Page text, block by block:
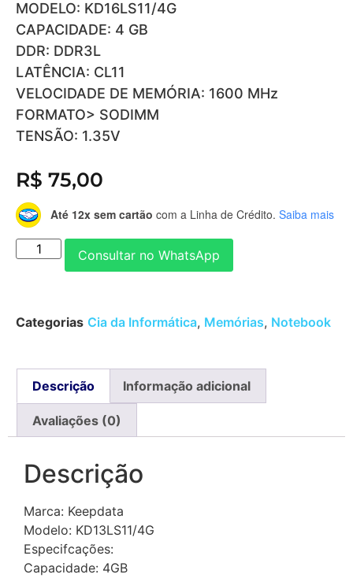
MODELO: KD16LS11/4G
CAPACIDADE: 4 GB
DDR: DDR3L
LATÊNCIA: CL11
VELOCIDADE DE MEMÓRIA: 1600 MHz
FORMATO> SODIMM
TENSÃO: 1.35V
R$ 75,00
Até 12x sem cartão com a Linha de Crédito. Saiba mais
Consultar no WhatsApp
Categorias Cia da Informática, Memórias, Notebook
Descrição Informação adicional
Avaliações (0)
Descrição
Marca: Keepdata
Modelo: KD13LS11/4G
Especifcações:
Capacidade: 4GB